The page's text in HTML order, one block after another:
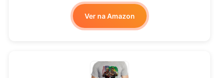
Ver no MERCADO
LIVRE
Ver na Amazon